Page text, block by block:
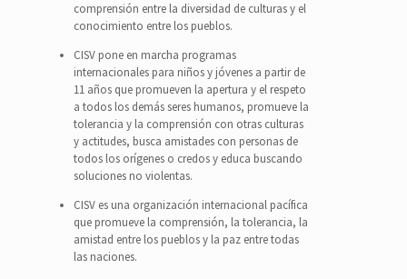
comprensión entre la diversidad de culturas y el
conocimiento entre los pueblos.
CISV pone en marcha programas
internacionales para niños y jóvenes a partir de
11 años que promueven la apertura y el respeto
a todos los demás seres humanos, promueve la
tolerancia y la comprensión con otras culturas
y actitudes, busca amistades con personas de
todos los orígenes o credos y educa buscando
soluciones no violentas.
CISV es una organización internacional pacífica
que promueve la comprensión, la tolerancia, la
amistad entre los pueblos y la paz entre todas
las naciones.